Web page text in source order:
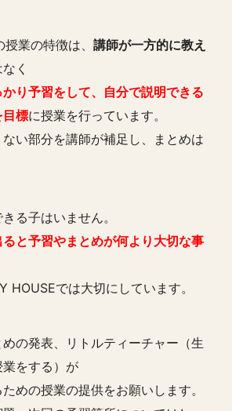
業の特徴は、 講師が一方的に教え
く
かり予習をして、自分で説明できる
目標に授業を行っています。
い部分を講師が補足し、まとめは
る子はいません。
と予習やまとめが何より大切な事
HOUSEでは大切にしています。
めの発表、リトルティーチャー（生
をする）が
めの授業の提供をお願いします。